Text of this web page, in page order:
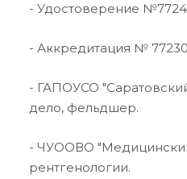
- Удостоверение
- Аккредитация №
- ГАПОУСО
дело,
- ЧУООВО "Медицинский
рентгенологии.